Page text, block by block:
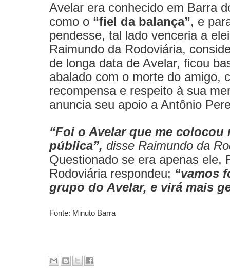
Avelar era conhecido em Barra
como o “fiel da balança”, e
pendesse, tal lado venceria a
Raimundo da Rodoviária,
de longa data de Avelar, ficou
abalado com o morte do amigo,
recompensa e respeito à sua
anuncia seu apoio a Antônio
“Foi o Avelar que me colocou
pública”, disse Raimundo da
Questionado se era apenas ele,
Rodoviária respondeu; “vamos
grupo do Avelar, e virá mais
Fonte: Minuto Barra